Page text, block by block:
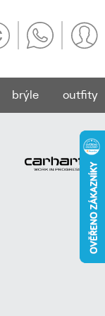
brýle outfity